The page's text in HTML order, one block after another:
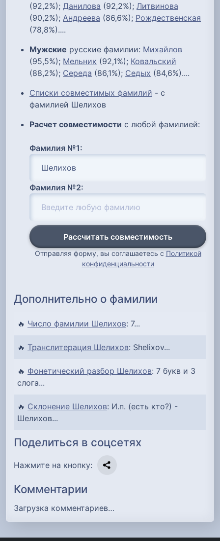
(92,2%); Данилова (92,2%); Литвинова
(90,2%); Андреева (86,6%); Рождественская
(78,8%)....
Мужские русские фамилии: Михайлов
(95,5%); Мельник (92,1%); Ковальский
(88,2%); Середа (86,1%); Седых (84,6%)....
Списки совместимых фамилий - с
фамилией Шелихов
Расчет совместимости с любой фамилией:
Фамилия №1:
Фамилия №2:
Рассчитать совместимость
Отправляя форму, вы соглашаетесь с Политикой
конфиденциальности
Дополнительно о фамилии
🔥 Число фамилии Шелихов: 7...
🔥 Транслитерация Шелихов: Shelixov...
🔥 Фонетический разбор Шелихов: 7 букв и 3
слога...
🔥 Склонение Шелихов: И.п. (есть кто?) -
Шелихов...
Поделиться в соцсетях
Нажмите на кнопку:
Комментарии
Загрузка комментариев…